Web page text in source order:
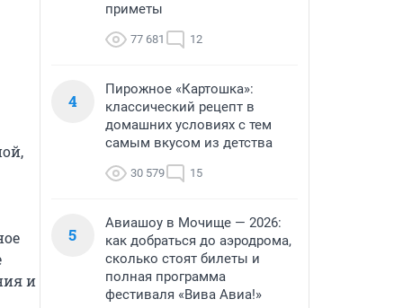
и
приметы
77 681 12
4
Пирожное «Картошка»:
классический рецепт в
домашних условиях с тем
самым вкусом из детства
30 579 15
5
Авиашоу в Мочище — 2026:
как добраться до аэродрома,
сколько стоят билеты и
полная программа
фестиваля «Вива Авиа!»